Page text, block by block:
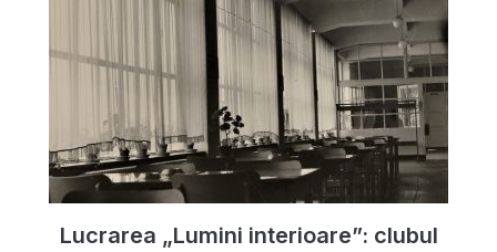
Lucrarea „Lumini interioare”: clubul